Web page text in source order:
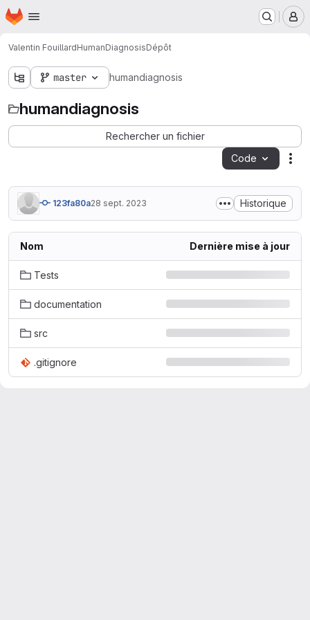
Passer au contenu principal
Page d'accueil
Valentin FouillardHumanDiagnosisDépôt
master humandiagnosis
humandiagnosis
Rechercher un fichier
Code
123fa80a28 sept. 2023 Historique
Nom Dernière mise à jour
Tests
documentation
src
.gitignore